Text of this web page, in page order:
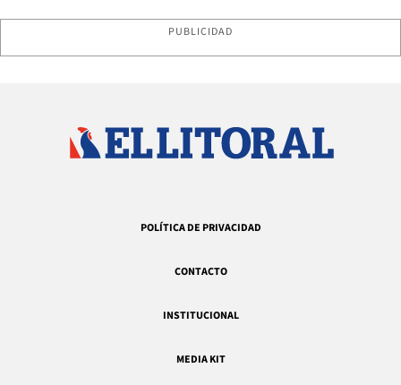
PUBLICIDAD
POLÍTICA DE PRIVACIDAD
CONTACTO
INSTITUCIONAL
MEDIA KIT